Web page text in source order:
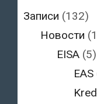
Записи (132)
Новости
EISA (5)
EAS